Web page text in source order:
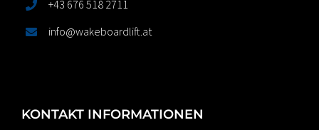
+43 676 518 2711
info@wakeboardlift.at
KONTAKT INFORMATIONEN